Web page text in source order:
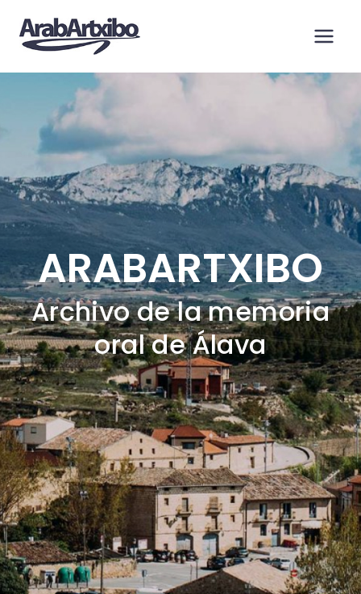
contenido
ARABARTXIBO
Archivo de la memoria
oral de Álava